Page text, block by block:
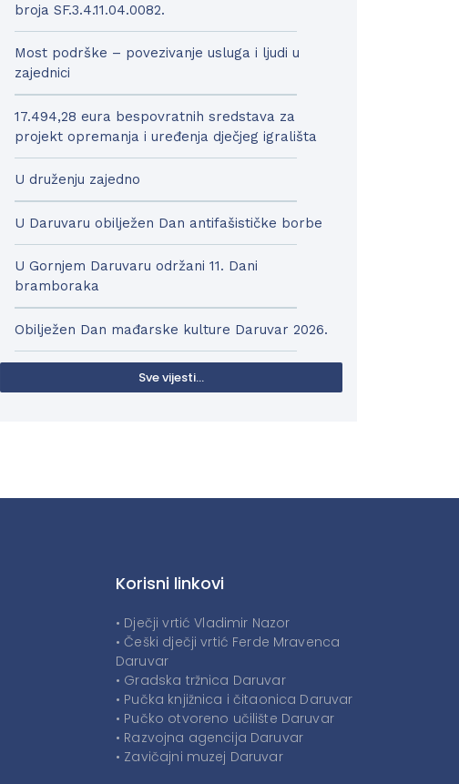
broja SF.3.4.11.04.0082.
Most podrške – povezivanje usluga i ljudi u
zajednici
17.494,28 eura bespovratnih sredstava za
projekt opremanja i uređenja dječjeg igrališta
U druženju zajedno
U Daruvaru obilježen Dan antifašističke borbe
U Gornjem Daruvaru održani 11. Dani
bramboraka
Obilježen Dan mađarske kulture Daruvar 2026.
Sve vijesti...
Korisni linkovi
• Dječji vrtić Vladimir Nazor
• Češki dječji vrtić Ferde Mravenca
Daruvar
• Gradska tržnica Daruvar
• Pučka knjižnica i čitaonica Daruvar
• Pučko otvoreno učilište Daruvar
• Razvojna agencija Daruvar
• Zavičajni muzej Daruvar